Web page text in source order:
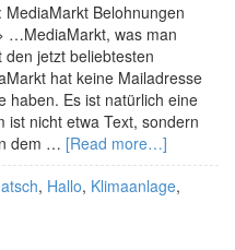
Belohnungen
…MediaMarkt, was man
jetzt beliebtesten
hat keine Mailadresse
haben. Es ist natürlich eine
ist nicht etwa Text, sondern
dem … [Read more…]
, Hallo, Klimaanlage,